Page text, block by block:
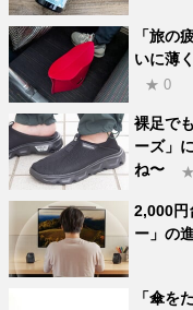
「旅の
いに薄
★ 0
裸足で
ーズ」
ね〜
2,000円
ー」の
「傘を